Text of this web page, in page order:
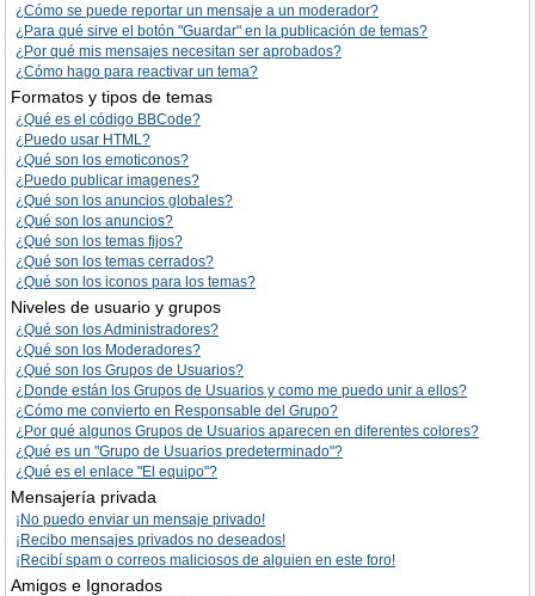
¿Cómo se puede reportar un mensaje a un moderador?
¿Para qué sirve el botón "Guardar" en la publicación de temas?
¿Por qué mis mensajes necesitan ser aprobados?
¿Cómo hago para reactivar un tema?
Formatos y tipos de temas
¿Qué es el código BBCode?
¿Puedo usar HTML?
¿Qué son los emoticonos?
¿Puedo publicar imagenes?
¿Qué son los anuncios globales?
¿Qué son los anuncios?
¿Qué son los temas fijos?
¿Qué son los temas cerrados?
¿Qué son los iconos para los temas?
Niveles de usuario y grupos
¿Qué son los Administradores?
¿Qué son los Moderadores?
¿Qué son los Grupos de Usuarios?
¿Donde están los Grupos de Usuarios y como me puedo unir a ellos?
¿Cómo me convierto en Responsable del Grupo?
¿Por qué algunos Grupos de Usuarios aparecen en diferentes colores?
¿Qué es un "Grupo de Usuarios predeterminado"?
¿Qué es el enlace "El equipo"?
Mensajería privada
¡No puedo enviar un mensaje privado!
¡Recibo mensajes privados no deseados!
¡Recibí spam o correos maliciosos de alguien en este foro!
Amigos e Ignorados